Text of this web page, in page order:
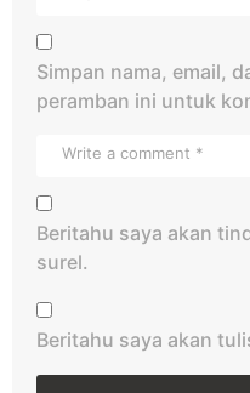
Simpan nama, email,
peramban ini untuk
Beritahu saya akan
surel.
Beritahu saya akan